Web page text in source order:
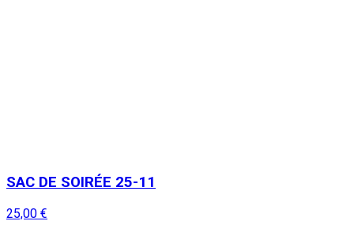
SAC DE SOIRÉE 25-11
25,00 €